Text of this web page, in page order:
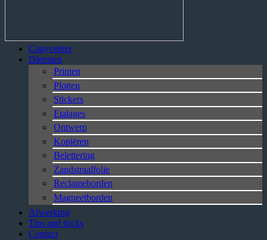
Copycenter
Diensten
Printen
Plotten
Stickers
Etalages
Ontwerp
Kopiëren
Belettering
Zandstraalfolie
Reclameborden
Magneetborden
Afwerking
Tips and tricks
Contact